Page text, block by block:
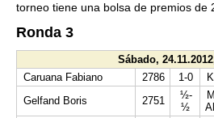
torneo tiene una bolsa de premios de
Ronda 3
Sábado,
Caruana Fabiano
2786 1-0
Gelfand Boris
2751
½-
½